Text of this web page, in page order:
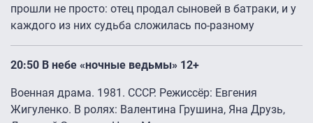
прошли не просто: отец продал сыновей в батраки, и у
каждого из них судьба сложилась по-разному
20:50 В небе «ночные ведьмы» 12+
Военная драма. 1981. СССР. Режиссёр: Евгения
Жигуленко. В ролях: Валентина Грушина, Яна Друзь,